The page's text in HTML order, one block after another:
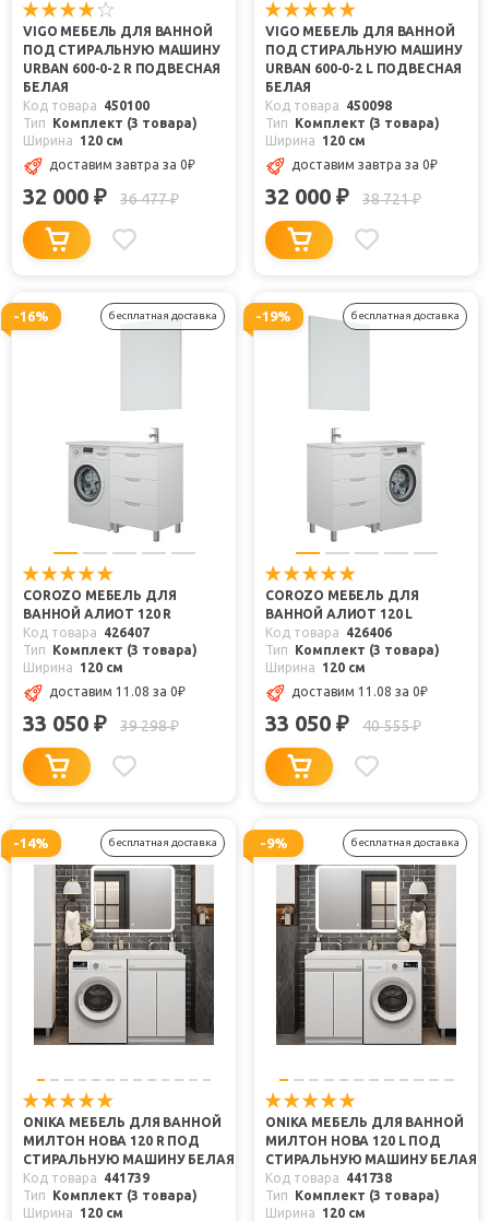
VIGO МЕБЕЛЬ ДЛЯ ВАННОЙ
ПОД СТИРАЛЬНУЮ МАШИНУ
URBAN 600-0-2 R ПОДВЕСНАЯ
БЕЛАЯ
Код товара
450100
Тип
Комплект (3 товара)
Ширина
120 см
доставим завтра за 0₽
32 000 ₽ 36 477₽
VIGO МЕБЕЛЬ ДЛЯ ВАННОЙ
ПОД СТИРАЛЬНУЮ МАШИНУ
URBAN 600-0-2 L ПОДВЕСНАЯ
БЕЛАЯ
Код товара
450098
Тип
Комплект (3 товара)
Ширина
120 см
доставим завтра за 0₽
32 000 ₽ 38 721₽
-16% бесплатная доставка
COROZO МЕБЕЛЬ ДЛЯ
ВАННОЙ АЛИОТ 120 R
Код товара
426407
Тип
Комплект (3 товара)
Ширина
120 см
доставим 11.08 за 0₽
33 050 ₽ 39 298₽
-19% бесплатная доставка
COROZO МЕБЕЛЬ ДЛЯ
ВАННОЙ АЛИОТ 120 L
Код товара
426406
Тип
Комплект (3 товара)
Ширина
120 см
доставим 11.08 за 0₽
33 050 ₽ 40 555₽
-14% бесплатная доставка
ONIKA МЕБЕЛЬ ДЛЯ ВАННОЙ
МИЛТОН НОВА 120 R ПОД
СТИРАЛЬНУЮ МАШИНУ БЕЛАЯ
Код товара
441739
Тип
Комплект (3 товара)
Ширина
120 см
-9% бесплатная доставка
ONIKA МЕБЕЛЬ ДЛЯ ВАННОЙ
МИЛТОН НОВА 120 L ПОД
СТИРАЛЬНУЮ МАШИНУ БЕЛАЯ
Код товара
441738
Тип
Комплект (3 товара)
Ширина
120 см